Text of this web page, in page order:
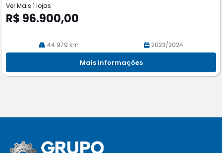
Ver Mais 1 lojas
R$ 96.900,00
44.979 km 2023/2024
Mais informações